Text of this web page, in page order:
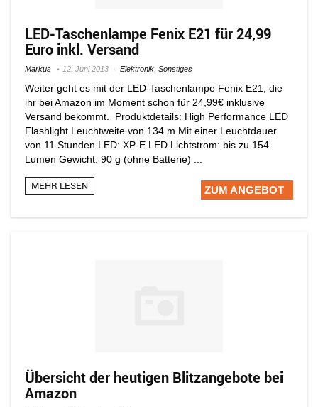
LED-Taschenlampe Fenix E21 für 24,99
Euro inkl. Versand
Markus 12. Juni 2013 Elektronik Sonstiges
Weiter geht es mit der LED-Taschenlampe Fenix E21, die
ihr bei Amazon im Moment schon für 24,99€ inklusive
Versand bekommt. Produktdetails: High Performance LED
Flashlight Leuchtweite von 134 m Mit einer Leuchtdauer
von 11 Stunden LED: XP-E LED Lichtstrom: bis zu 154
Lumen Gewicht: 90 g (ohne Batterie) ...
MEHR LESEN ZUM ANGEBOT
Übersicht der heutigen Blitzangebote bei
Amazon